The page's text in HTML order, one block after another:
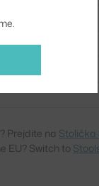
Prejdite na Stolička
EU? Switch to